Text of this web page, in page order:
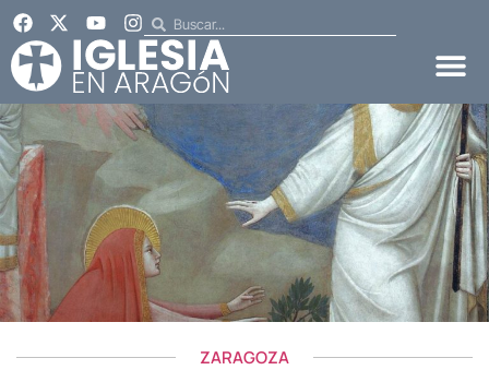
ZARAGOZA